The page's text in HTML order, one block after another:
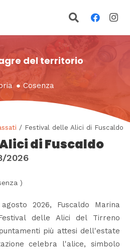
del territorio
● Cosenza
/ Festival delle Alici di Fuscaldo
di Fuscaldo
2026
)
2026, Fuscaldo Marina
delle Alici del Tirreno
più attesi dell'estate
celebra l'alice, simbolo